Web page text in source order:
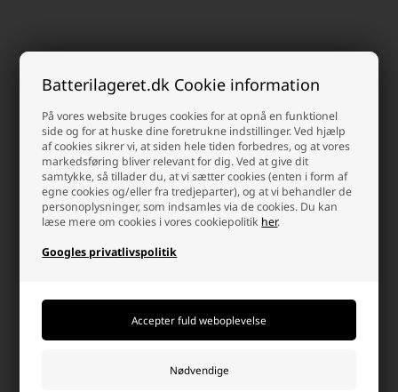
Batterilageret.dk Cookie information
På vores website bruges cookies for at opnå en funktionel
side og for at huske dine foretrukne indstillinger. Ved hjælp
af cookies sikrer vi, at siden hele tiden forbedres, og at vores
markedsføring bliver relevant for dig. Ved at give dit
samtykke, så tillader du, at vi sætter cookies (enten i form af
egne cookies og/eller fra tredjeparter), og at vi behandler de
personoplysninger, som indsamles via de cookies. Du kan
læse mere om cookies i vores cookiepolitik her.
Googles privatlivspolitik
Kunder købte også
Maxell LR06/AA Alkaline
Vision CP1223 Blybatteri 12V
2,3Ah